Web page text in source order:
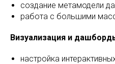
создание метамодели
работа с большими
Визуализация и
настройка